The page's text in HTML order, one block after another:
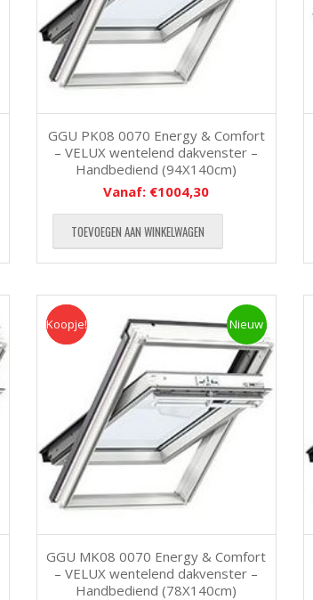
GGU PK08 0070 Energy & Comfort
– VELUX wentelend dakvenster –
Handbediend (94X140cm)
Vanaf: €1004,30
TOEVOEGEN AAN WINKELWAGEN
Koopje Nieuw
Koopje!
GGU MK08 0070 Energy & Comfort
– VELUX wentelend dakvenster –
Handbediend (78X140cm)